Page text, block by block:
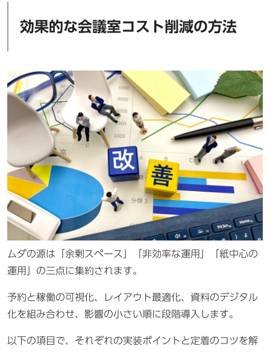
効果的な会議室コスト削減の方法
ムダの源は「余剰スペース」「非効率な運用」「紙中心の
運用」の三点に集約されます。
予約と稼働の可視化、レイアウト最適化、資料のデジタル
化を組み合わせ、影響の小さい順に段階導入します。
以下の項目で、それぞれの実装ポイントと定着のコツを解